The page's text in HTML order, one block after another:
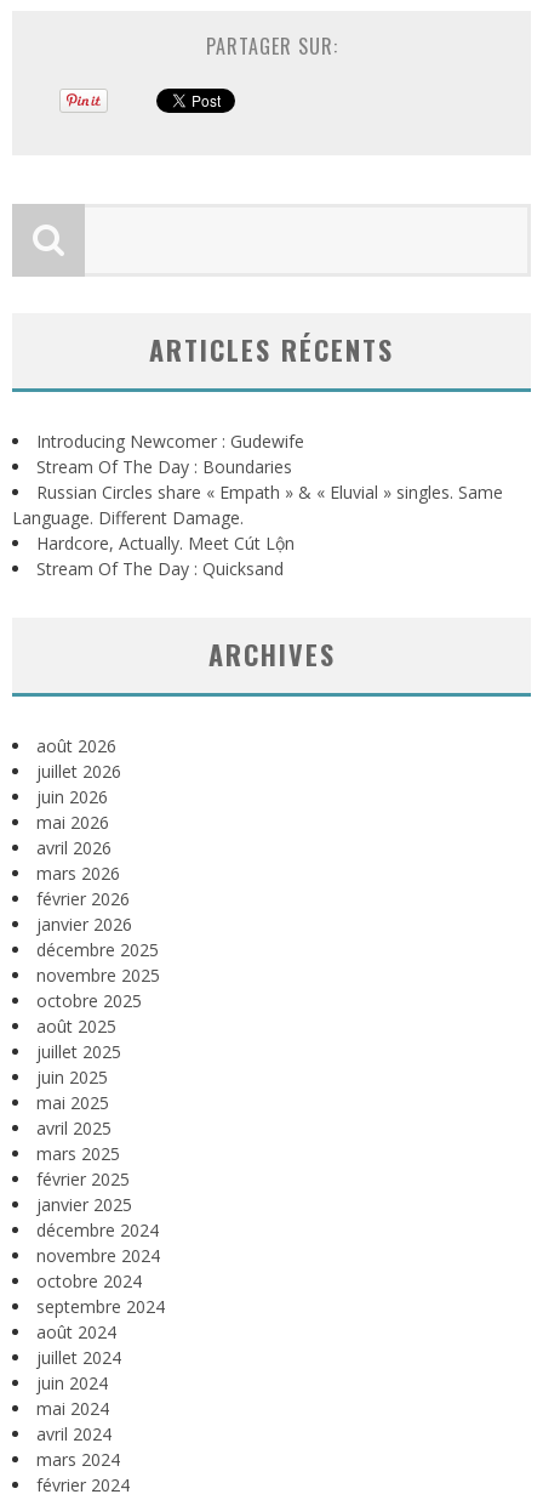
PARTAGER SUR:
ARTICLES RÉCENTS
Introducing Newcomer : Gudewife
Stream Of The Day : Boundaries
Russian Circles share « Empath » & « Eluvial » singles. Same
Language. Different Damage.
Hardcore, Actually. Meet Cút Lộn
Stream Of The Day : Quicksand
ARCHIVES
août 2026
juillet 2026
juin 2026
mai 2026
avril 2026
mars 2026
février 2026
janvier 2026
décembre 2025
novembre 2025
octobre 2025
août 2025
juillet 2025
juin 2025
mai 2025
avril 2025
mars 2025
février 2025
janvier 2025
décembre 2024
novembre 2024
octobre 2024
septembre 2024
août 2024
juillet 2024
juin 2024
mai 2024
avril 2024
mars 2024
février 2024